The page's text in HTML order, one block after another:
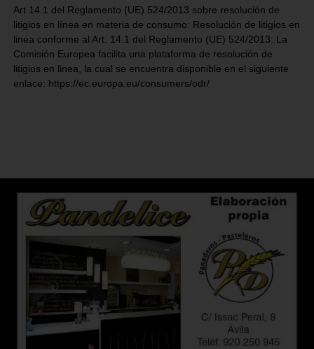
Art 14.1 del Reglamento (UE) 524/2013 sobre resolución de
litigios en línea en materia de consumo: Resolución de litigios en
linea conforme al Art. 14.1 del Reglamento (UE) 524/2013: La
Comisión Europea facilita una plataforma de resolución de
litigios en linea, la cual se encuentra disponible en el siguiente
enlace: https://ec.europa.eu/consumers/odr/